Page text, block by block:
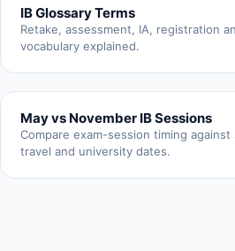
IB Glossary Terms
Retake, assessment, IA, registration
vocabulary explained.
May vs November IB Sessions
Compare exam-session timing
travel and university dates.